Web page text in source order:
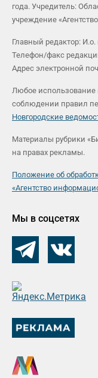
года. Учредитель:
учреждение
Главный редактор:
Телефон/факс
Адрес электронной
Любое использование
соблюдении правил
Новгородские
Материалы рубрики
на правах рекламы.
Положение об
«Агентство
Мы в соцсетях